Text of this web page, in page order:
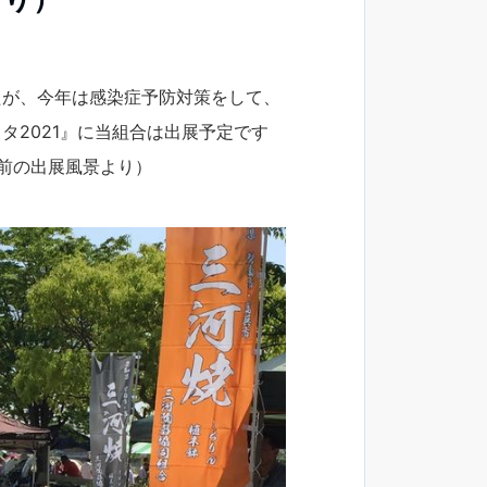
、今年は感染症予防対策をして、
2021』に当組合は出展予定です
出展風景より）